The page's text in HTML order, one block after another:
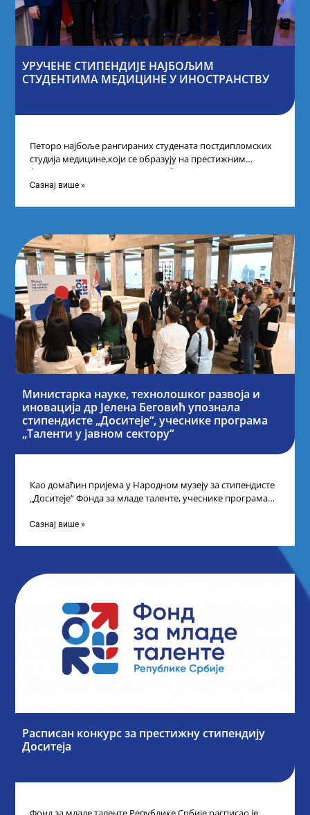
УРУЧЕНЕ СТИПЕНДИЈЕ НАЈБОЉИМ
СТУДЕНТИМА МЕДИЦИНЕ У ИНОСТРАНСТВУ
Петоро најбоље рангираних студената постдипломских
студија медицине,који се образују на престижним
факултетима у иностранству, добило је
додатнестипендије од по 10.000
Сазнај више »
Министарка науке, технолошког развоја и
иновација др Јелена Беговић упознала
стипендисте „Доситеје“, учеснике програма
„Таленти у јавном сектору“
Као домаћин пријема у Народном музеју за стипендисте
„Доситеје“ Фонда за младе таленте, учеснике програма
Сазнај више »
Расписан конкурс за престижну стипендију
Доситеја